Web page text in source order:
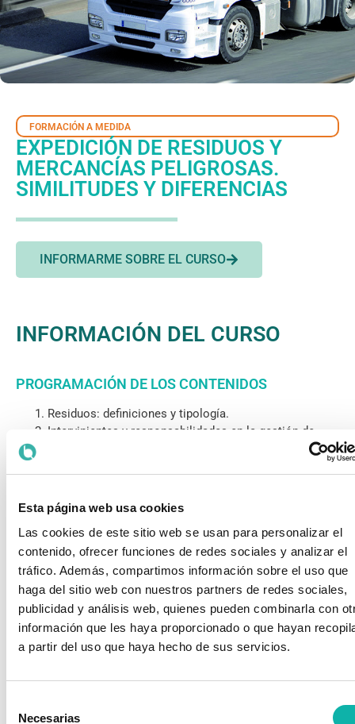
Esta página web usa cookies
Las cookies de este sitio web se usan para personalizar el
contenido, ofrecer funciones de redes sociales y analizar el
tráfico. Además, compartimos información sobre el uso que
haga del sitio web con nuestros partners de redes sociales,
publicidad y análisis web, quienes pueden combinarla con
información que les haya proporcionado o que hayan
a partir del uso que haya hecho de sus servicios.
Necesarias
FORMACIÓN A MEDIDA
EXPEDICIÓN DE RESIDUOS Y
MERCANCÍAS PELIGROSAS.
SIMILITUDES Y DIFERENCIAS
INFORMARME SOBRE EL CURSO
INFORMACIÓN DEL CURSO
PROGRAMACIÓN DE LOS CONTENIDOS
Residuos: definiciones y tipología.
Intervinientes y responsabilidades en la gestión de
1357/2014.
Mercancías Peligrosas: definiciones y tipología.
Intervinientes y responsabilidades en el transporte de
mercancías peligrosas.
Aplicación del ADR en la gestión de residuos
peligrosos: casos prácticos.
Requisitos de acondicionamiento y almacenamiento.
Comprobaciones en la correcta expedición de
residuos peligrosos y mercancías peligrosas